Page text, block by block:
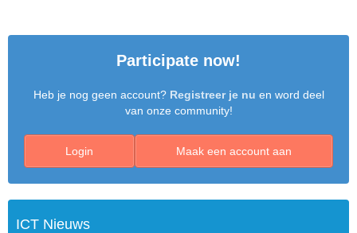
Participate now!
Heb je nog geen account? Registreer je nu en word deel
van onze community!
Maak een account aan
Login
ICT Nieuws